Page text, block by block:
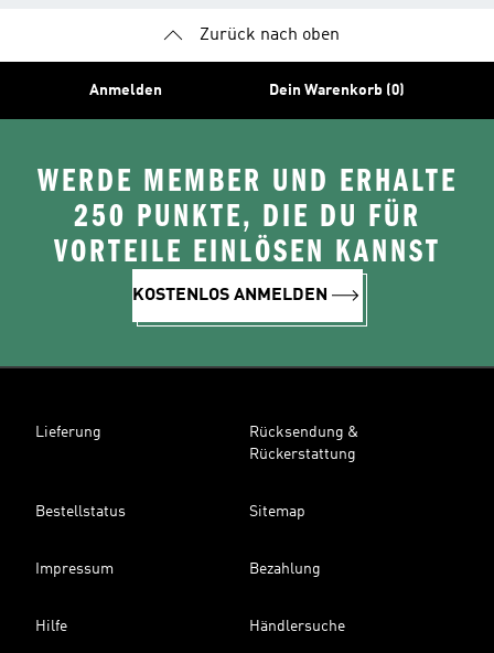
Zurück nach oben
Anmelden Dein Warenkorb (0)
WERDE MEMBER UND ERHALTE
250 PUNKTE, DIE DU FÜR
VORTEILE EINLÖSEN KANNST
KOSTENLOS ANMELDEN
Lieferung
Rücksendung &
Rückerstattung
Bestellstatus Sitemap
Impressum Bezahlung
Hilfe Händlersuche